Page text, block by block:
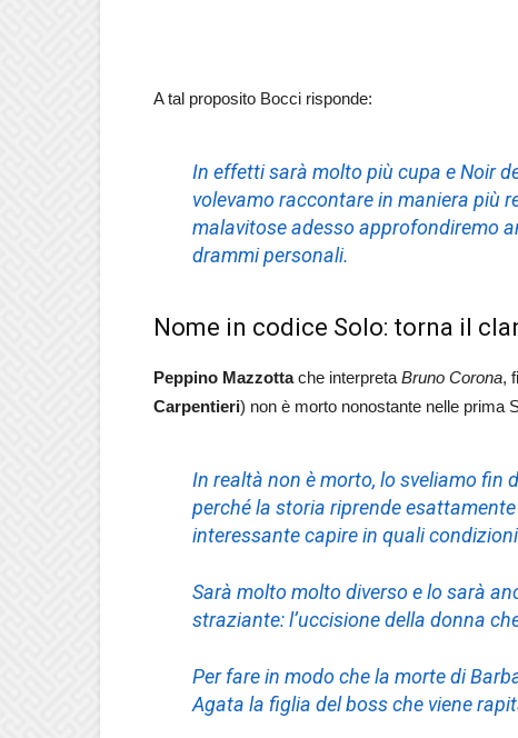
A tal proposito Bocci risponde:
In effetti sarà molto più cupa e Noir
volevamo raccontare in maniera più
malavitose adesso approfondiremo
drammi personali.
Nome in codice Solo: torna il
Peppino Mazzottache interpreta Bruno Corona,
Carpentieri) non è morto nonostante nelle prima
In realtà non è morto, lo sveliamo fin
perché la storia riprende
interessante capire in quali
Sarà molto molto diverso e lo sarà
straziante: l’uccisione della donna
Per fare in modo che la morte di
Agata la figlia del boss che viene